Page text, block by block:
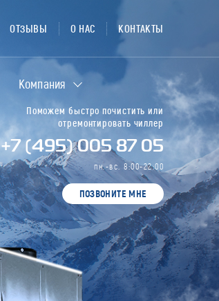
Поможем быстро почистить или
отремонтировать чиллер
+7 (495) 005 87 05
пн.-вс. 8:00-22:00
ПОЗВОНИТЕ МНЕ
ОТЗЫВЫ О НАС КОНТАКТЫ
Компания